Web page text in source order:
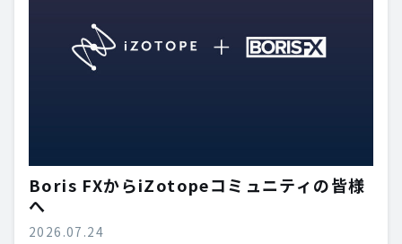
Boris FXからiZotopeコミュニティの皆様
へ
2026.07.24